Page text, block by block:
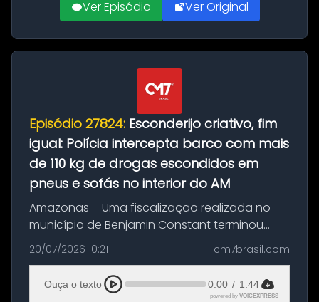
Ver Episódio Ver Original
Episódio 27824: Esconderijo criativo, fim
igual: Polícia intercepta barco com mais
de 110 kg de drogas escondidos em
pneus e sofás no interior do AM
Amazonas – Uma fiscalização realizada no
município de Benjamin Constant terminou
com a apreensão de aproximadamente 115
quilos de entorpecentes em uma
embarcação atracada no porto da cidade. O
materia...
20/07/2026 10:21 cm7brasil.com
Ouça o texto 0:00 / 1:44
powered by VOICEXPRESS